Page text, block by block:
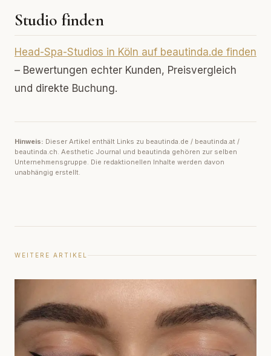
Studio finden
Head-Spa-Studios in Köln auf beautinda.de finden
– Bewertungen echter Kunden, Preisvergleich
und direkte Buchung.
Hinweis: Dieser Artikel enthält Links zu beautinda.de / beautinda.at /
beautinda.ch. Aesthetic Journal und beautinda gehören zur selben
Unternehmensgruppe. Die redaktionellen Inhalte werden davon
unabhängig erstellt.
WEITERE ARTIKEL